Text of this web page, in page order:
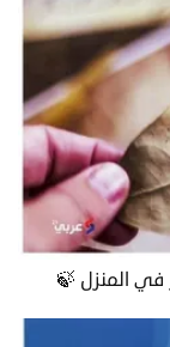
في المنزل 🍃